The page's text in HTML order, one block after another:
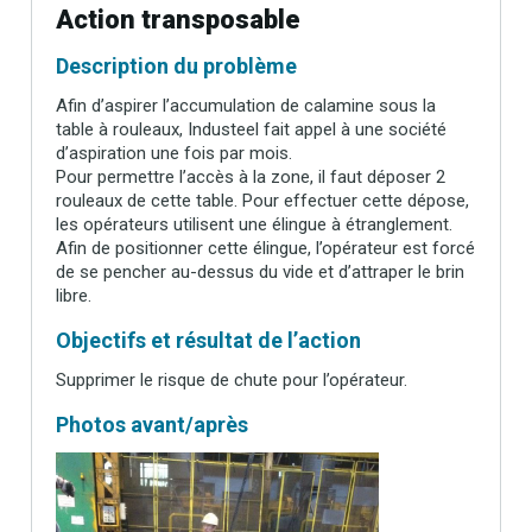
Action transposable
Description du problème
Afin d’aspirer l’accumulation de calamine sous la
table à rouleaux, Industeel fait appel à une société
d’aspiration une fois par mois.
Pour permettre l’accès à la zone, il faut déposer 2
rouleaux de cette table. Pour effectuer cette dépose,
les opérateurs utilisent une élingue à étranglement.
Afin de positionner cette élingue, l’opérateur est forcé
de se pencher au-dessus du vide et d’attraper le brin
libre.
Objectifs et résultat de l’action
Supprimer le risque de chute pour l’opérateur.
Photos avant/après